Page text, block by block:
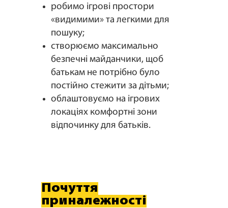
робимо ігрові простори
«видимими» та легкими для
пошуку;
створюємо максимально
безпечні майданчики, щоб
батькам не потрібно було
постійно стежити за дітьми;
облаштовуємо на ігрових
локаціях комфортні зони
відпочинку для батьків.
Почуття
приналежності